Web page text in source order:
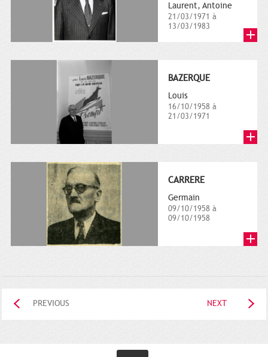
Laurent, Antoine
21/03/1971 à
13/03/1983
BAZERQUE
Louis
16/10/1958 à
21/03/1971
CARRERE
Germain
09/10/1958 à
09/10/1958
PREVIOUS NEXT